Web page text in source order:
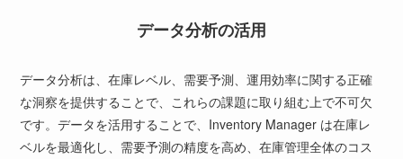
データ分析の活用
データ分析は、在庫レベル、需要予測、運用効率に関する正確
な洞察を提供することで、これらの課題に取り組む上で不可欠
です。データを活用することで、Inventory Manager は在庫レ
ベルを最適化し、需要予測の精度を高め、在庫管理全体のコス